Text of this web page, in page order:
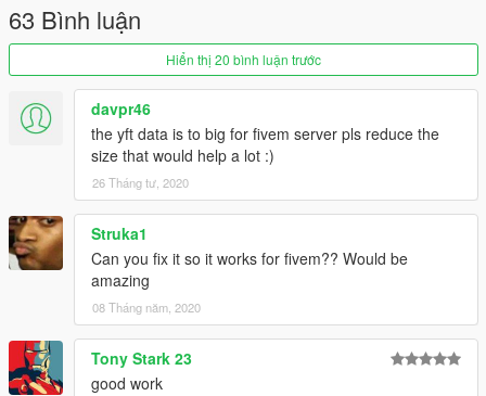
63 Bình luận
Hiển thị 20 bình luận trước
davpr46
the yft data is to big for fivem server pls reduce the
size that would help a lot :)
26 Tháng tư, 2020
Struka1
Can you fix it so it works for fivem?? Would be
amazing
08 Tháng năm, 2020
Tony Stark 23
good work